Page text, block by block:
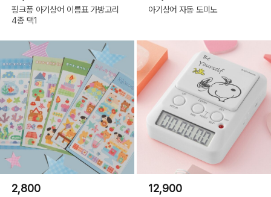
핑크퐁 아기상어 이름표 가방고리
4종 택1
아기상어 자동 도미노
2,800 12,900